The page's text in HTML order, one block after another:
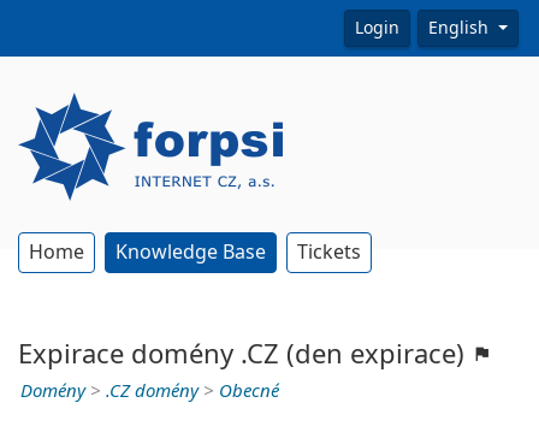
Login English
Home Knowledge Base Tickets
Expirace domény .CZ (den expirace)
Domény> .CZ domény> Obecné